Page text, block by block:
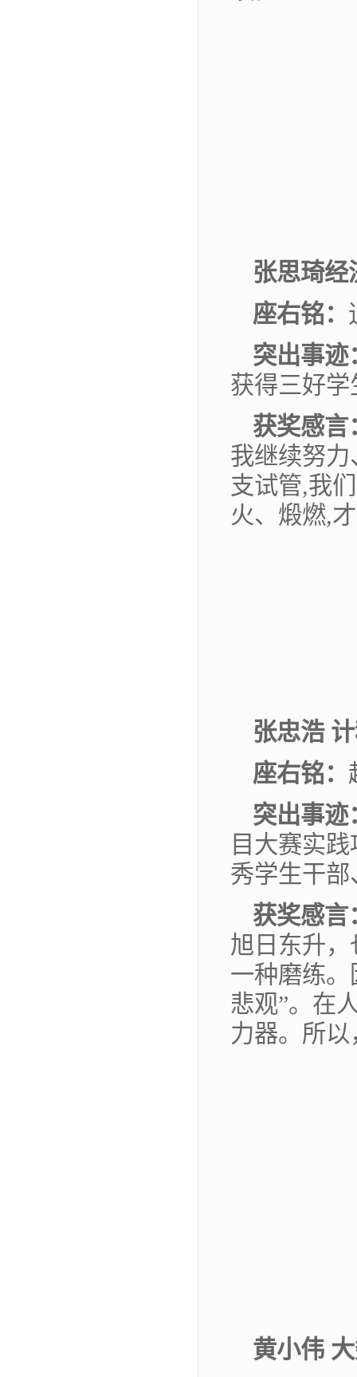
张思琦经
座右铭：
突出事迹
获得三好
获奖感言
我继续努力
支试管,我
火、煅燃,
张忠浩
座右铭：
突出事迹
目大赛实
秀学生干
获奖感言
旭日东升
一种磨练
悲观”。在
力器。所
黄小伟